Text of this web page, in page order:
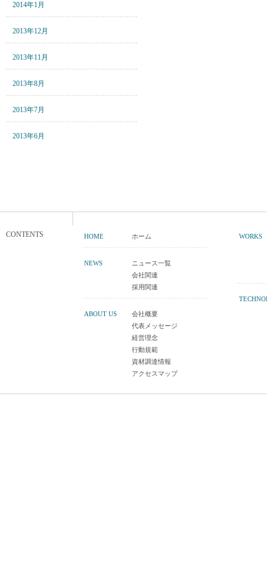
2014年1月
2013年12月
2013年11月
2013年8月
2013年7月
2013年6月
CONTENTS HOME ホーム
NEWS
ニュース一覧
会社関連
採用関連
ABOUT US
会社概要
代表メッセージ
経営理念
行動規範
資材調達情報
アクセスマップ
WORKS